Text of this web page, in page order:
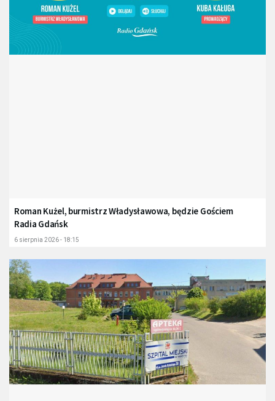
Roman Kużel, burmistrz Władysławowa, będzie Gościem
Radia Gdańsk
6 sierpnia 2026 - 18:15